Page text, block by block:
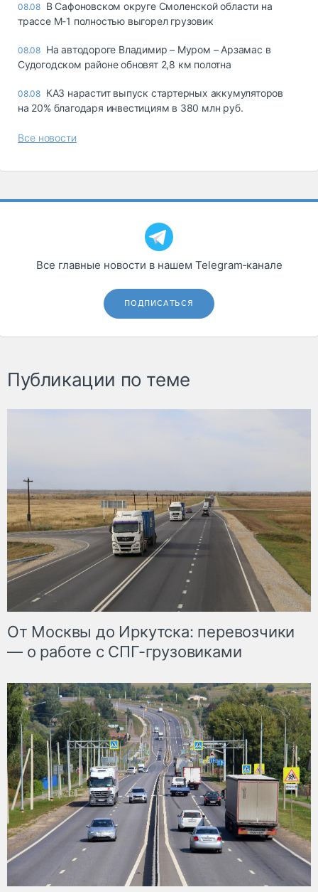
08.08 В Сафоновском округе Смоленской области на
трассе М-1 полностью выгорел грузовик
08.08 На автодороге Владимир – Муром – Арзамас в
Судогодском районе обновят 2,8 км полотна
08.08 КАЗ нарастит выпуск стартерных аккумуляторов
на 20% благодаря инвестициям в 380 млн руб.
Все новости
Все главные новости в нашем Telegram‑канале
ПОДПИСАТЬСЯ
Публикации по теме
От Москвы до Иркутска: перевозчики
— о работе с СПГ-грузовиками